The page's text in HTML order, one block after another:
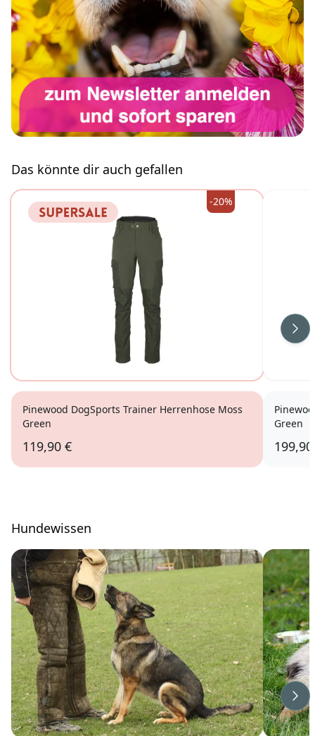
Das könnte dir auch gefallen
-20%
Pinewood DogSports Trainer Herrenhose Moss
Green
119,90 €
Green
Hundewissen